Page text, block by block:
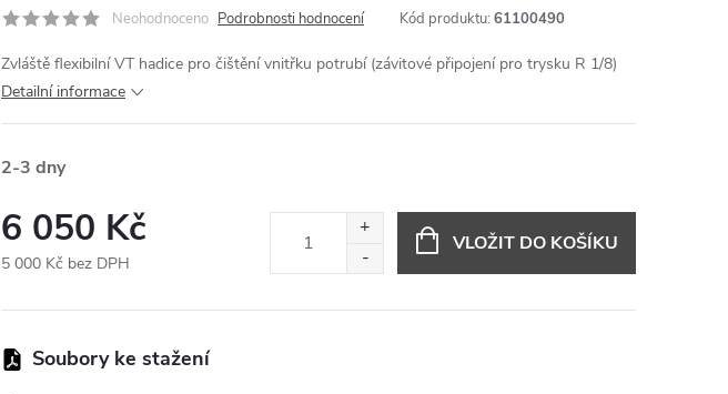
Neohodnoceno Podrobnosti hodnocení Kód produktu: 61100490
Zvláště flexibilní VT hadice pro čištění vnitřku potrubí (závitové připojení pro trysku R 1/8)
Detailní informace
2-3 dny
6 050 Kč
5 000 Kč bez DPH
cena:
VLOŽIT DO KOŠÍKU